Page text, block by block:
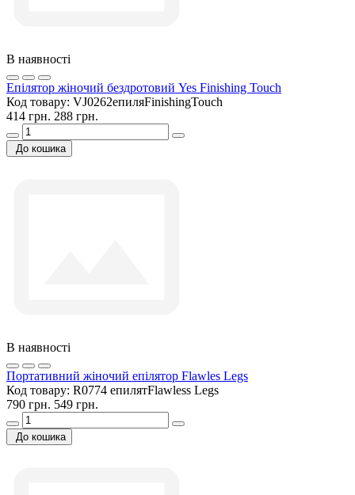
В наявності
Епілятор жіночий бездротовий Yes Finishing Touch
Код товару: VJ0262епиляFinishingTouch
414 грн. 288 грн.
До кошика
В наявності
Портативний жіночий епілятор Flawles Legs
Код товару: R0774 епилятFlawless Legs
790 грн. 549 грн.
До кошика